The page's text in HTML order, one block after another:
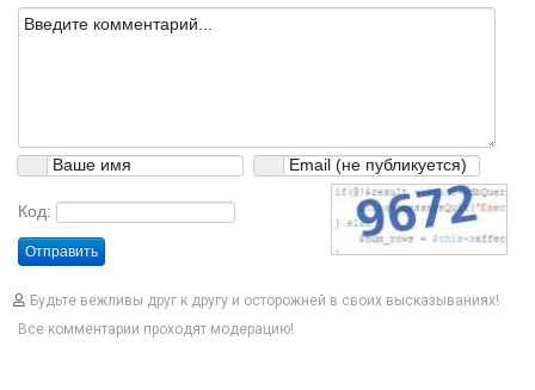
Код:
Отправить
Будьте вежливы друг к другу и осторожней в своих высказываниях!
Все комментарии проходят модерацию!